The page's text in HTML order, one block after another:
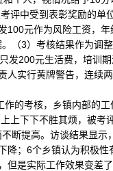
评中受到表彰奖励的单
元作为风险工资，年
（3）考核结果作为调
发200元生活费，培训
人实行黄牌警告，连续
的考核，乡镇内部的工
上下下不胜其烦，被考
断提高。访谈结果显示
降；6个乡镇认为积极性
但是实际工作效果变差